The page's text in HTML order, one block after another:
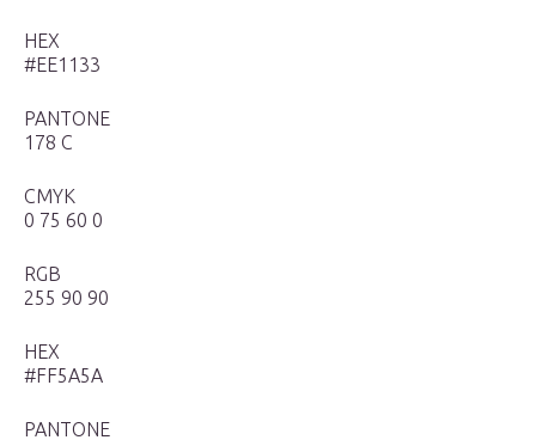
HEX
#EE1133
PANTONE
178 С
CMYK
0 75 60 0
RGB
255 90 90
HEX
#FF5A5A
PANTONE